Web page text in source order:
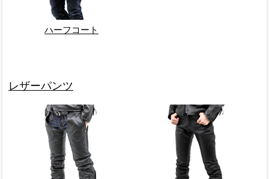
ハーフコート
レザーパンツ